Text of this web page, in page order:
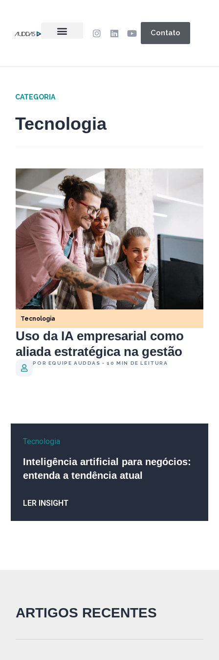
Contato
CATEGORIA
Tecnologia
Tecnologia
Uso da IA empresarial como
aliada estratégica na gestão
POR EQUIPE AUDDAS • 10 MIN DE LEITURA
Tecnologia
Inteligência artificial para negócios:
entenda a tendência atual
LER INSIGHT
ARTIGOS RECENTES